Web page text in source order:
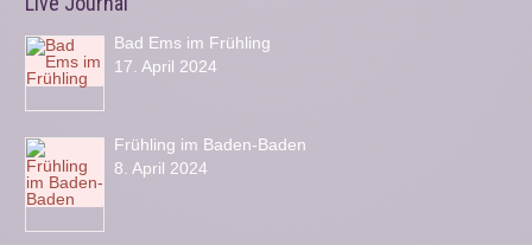
Bad Ems im Frühling
17. April 2024
Frühling im Baden-Baden
8. April 2024